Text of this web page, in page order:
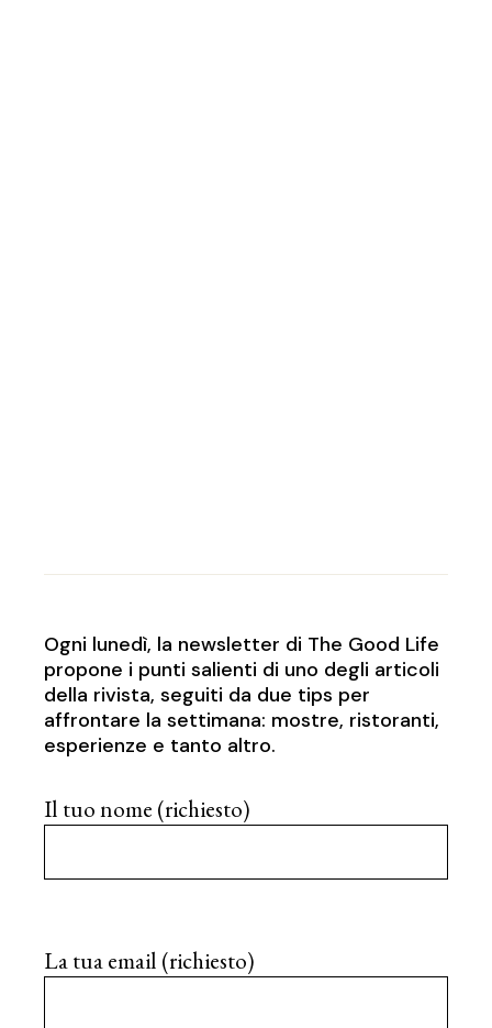
Ogni lunedì, la newsletter di The Good Life
propone i punti salienti di uno degli articoli
della rivista, seguiti da due tips per
affrontare la settimana: mostre, ristoranti,
esperienze e tanto altro.
Il tuo nome (richiesto)
La tua email (richiesto)